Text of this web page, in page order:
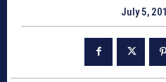
July 5,